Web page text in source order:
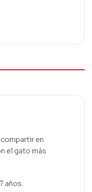
en
el gato más
años.